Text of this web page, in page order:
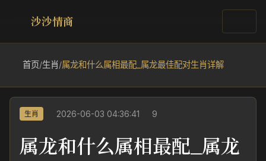
沙沙情商
首页/生肖/属龙和什么属相最配_属龙最佳配对生肖详解
生肖 2026-06-03 04:36:41 9
属龙和什么属相最配_属龙